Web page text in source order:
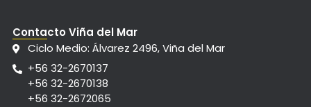
Contacto Viña del Mar
Ciclo Medio: Álvarez 2496, Viña del Mar
+56 32-2670137
+56 32-2670138
+56 32-2672065